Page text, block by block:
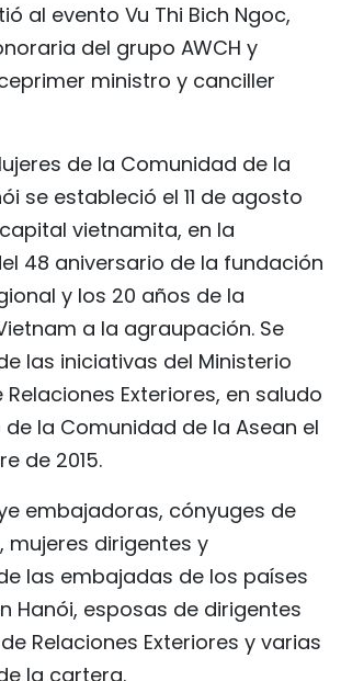
TIẾNG VIỆT
ENGLISH
РУССКИЙ
al evento Vu Thi Bich Ngoc,
del grupo AWCH y
ministro y canciller
de la Comunidad de la
se estableció el 11 de agosto
vietnamita, en la
48 aniversario de la fundación
y los 20 años de la
a la agraupación. Se
las iniciativas del Ministerio
Exteriores, en saludo
la Comunidad de la Asean el
de 2015.
embajadoras, cónyuges de
mujeres dirigentes y
las embajadas de los países
Hanói, esposas de dirigentes
Relaciones Exteriores y varias
la cartera.